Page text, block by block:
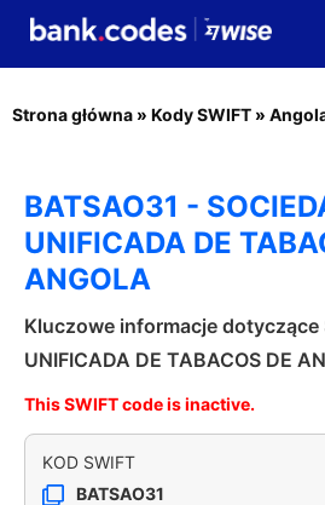
Strona główna » Kody SWIFT »
BATSAO31 -
UNIFICADA DE
ANGOLA
Kluczowe informacje dotyczące
UNIFICADA DE TABACOS DE
This SWIFT code is inactive.
KOD SWIFT
BATSAO31